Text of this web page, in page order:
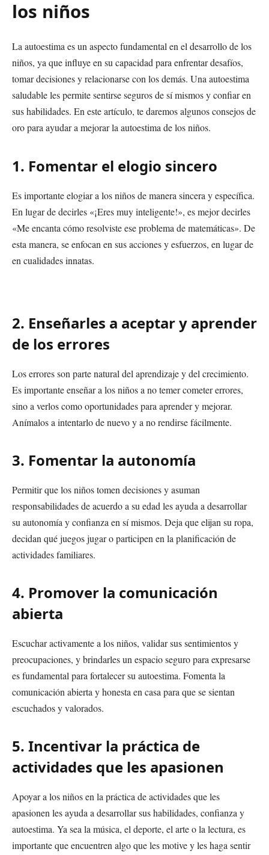
los niños
La autoestima es un aspecto fundamental en el desarrollo de los
niños, ya que influye en su capacidad para enfrentar desafíos,
tomar decisiones y relacionarse con los demás. Una autoestima
saludable les permite sentirse seguros de sí mismos y confiar en
sus habilidades. En este artículo, te daremos algunos consejos de
oro para ayudar a mejorar la autoestima de los niños.
1. Fomentar el elogio sincero
Es importante elogiar a los niños de manera sincera y específica.
En lugar de decirles «¡Eres muy inteligente!», es mejor decirles
«Me encanta cómo resolviste ese problema de matemáticas». De
esta manera, se enfocan en sus acciones y esfuerzos, en lugar de
en cualidades innatas.
2. Enseñarles a aceptar y aprender
de los errores
Los errores son parte natural del aprendizaje y del crecimiento.
Es importante enseñar a los niños a no temer cometer errores,
sino a verlos como oportunidades para aprender y mejorar.
Anímalos a intentarlo de nuevo y a no rendirse fácilmente.
3. Fomentar la autonomía
Permitir que los niños tomen decisiones y asuman
responsabilidades de acuerdo a su edad les ayuda a desarrollar
su autonomía y confianza en sí mismos. Deja que elijan su ropa,
decidan qué juegos jugar o participen en la planificación de
actividades familiares.
4. Promover la comunicación
abierta
Escuchar activamente a los niños, validar sus sentimientos y
preocupaciones, y brindarles un espacio seguro para expresarse
es fundamental para fortalecer su autoestima. Fomenta la
comunicación abierta y honesta en casa para que se sientan
escuchados y valorados.
5. Incentivar la práctica de
actividades que les apasionen
Apoyar a los niños en la práctica de actividades que les
apasionen les ayuda a desarrollar sus habilidades, confianza y
autoestima. Ya sea la música, el deporte, el arte o la lectura, es
importante que encuentren algo que les motive y les haga sentir